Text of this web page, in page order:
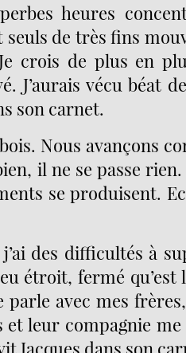
heures
seuls de très fins
crois de plus en
J’aurais vécu béat
son carnet.
Nous avançons
il ne se passe
se produisent.
des difficultés à
étroit, fermé qu’est
parle avec mes
leur compagnie